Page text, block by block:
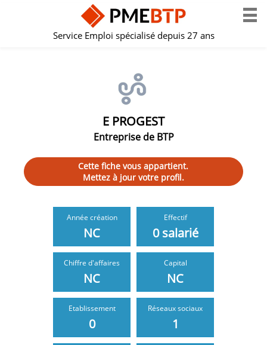
Service Emploi spécialisé depuis 27 ans
E PROGEST
Entreprise de BTP
Cette fiche vous appartient.
Mettez à jour votre profil.
Année création
NC
Effectif
0 salarié
Chiffre d'affaires
NC
Capital
NC
Etablissement
0
Réseaux sociaux
1